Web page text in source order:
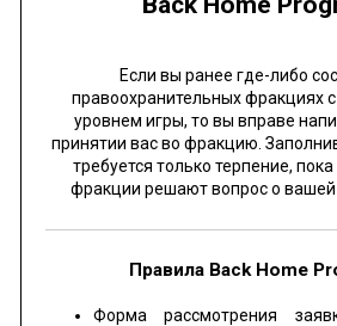
Если вы ранее где-либо
правоохранительных фракциях
уровнем игры, то вы вправе
принятии вас во фракцию.
требуется только терпение,
фракции решают вопрос о вашей
Правила Back Home
Форма рассмотрения